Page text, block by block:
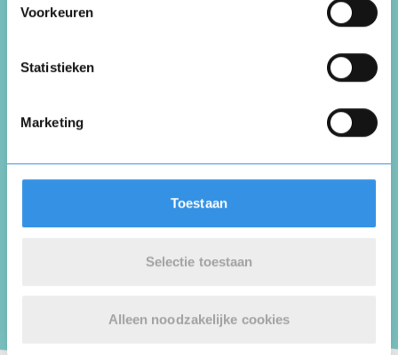
Voorkeuren
Statistieken
Marketing
Toestaan
Selectie toestaan
Alleen noodzakelijke cookies